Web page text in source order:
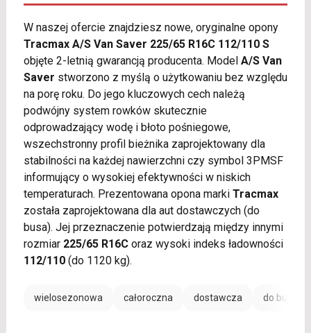
W naszej ofercie znajdziesz nowe, oryginalne opony
Tracmax A/S Van Saver 225/65 R16C 112/110 S
objęte 2-letnią gwarancją producenta. Model A/S Van
Saver stworzono z myślą o użytkowaniu bez względu
na porę roku. Do jego kluczowych cech należą
podwójny system rowków skutecznie
odprowadzający wodę i błoto pośniegowe,
wszechstronny profil bieżnika zaprojektowany dla
stabilności na każdej nawierzchni czy symbol 3PMSF
informujący o wysokiej efektywności w niskich
temperaturach. Prezentowana opona marki Tracmax
została zaprojektowana dla aut dostawczych (do
busa). Jej przeznaczenie potwierdzają między innymi
rozmiar 225/65 R16Coraz wysoki indeks ładowności
112/110(do 1120 kg).
wielosezonowa całoroczna dostawcza do busa